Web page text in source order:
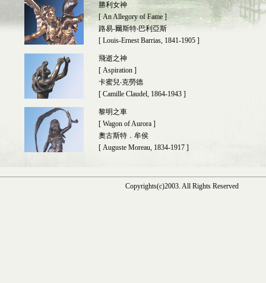
勝利女神
[ An Allegory of Fame ]
路易-爾斯特‧巴利亞斯
[ Louis-Ernest Barrias, 1841-1905 ]
飛逝之神
[ Aspiration ]
卡蜜兒‧克勞德
[ Camille Claudel, 1864-1943 ]
黎明之車
[ Wagon of Aurora ]
奧古斯特．牟侯
[ Auguste Moreau, 1834-1917 ]
Copyrights(c)2003. All Rights Reserved